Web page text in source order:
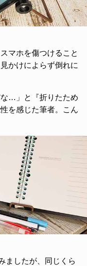
マホを傷つけること
かけによらず倒れに
な…」と『折りたため
を感じた筆者。こん
ましたが、同じくら